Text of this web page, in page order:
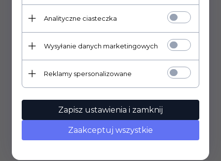
w spółkach: łączenie się, podział i przekształcenia oraz
przepisy karne
dotyczące spółek handlowych.
, co ułatwia zapamiętywanie
oraz umożliwia porównanie instytucji prawnych.
wiedzę w praktyce. Dzięki temu książka pozwala nie
tylkopoznać teorię, lecz takżerozwija umiejętności jej
praktycznego wykorzystania.
Stan prawny: 1 kwietnia 2025 r.
Gdy już opanujesz i utrwalisz materiał,
sprawdź swoją
wiedzę, rozwiązując testy online
z zakresu prawa
handlowego i gospodarczego, do których otrzymujesz
Analityczne ciasteczka
Wysyłanie danych marketingowych
Reklamy spersonalizowane
Zapisz ustawienia i zamknij
Zaakceptuj wszystkie